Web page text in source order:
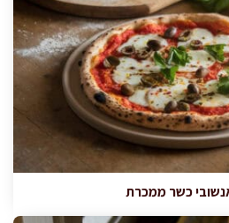
כשר ממכרת